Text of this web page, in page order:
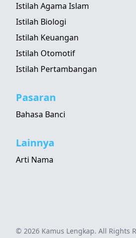
Istilah Agama Islam
Istilah Biologi
Istilah Keuangan
Istilah Otomotif
Istilah Pertambangan
Pasaran
Bahasa Banci
Lainnya
Arti Nama
© 2026 Kamus Lengkap. All Rights